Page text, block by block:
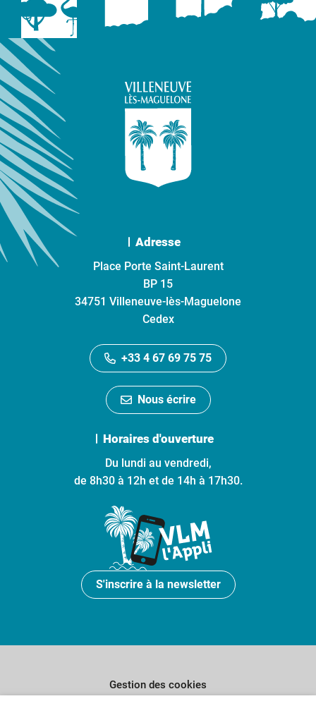
Adresse
Place Porte Saint-Laurent
BP 15
34751 Villeneuve-lès-Maguelone
Cedex
+33 4 67 69 75 75
Nous écrire
Horaires d'ouverture
Du lundi au vendredi,
de 8h30 à 12h et de 14h à 17h30.
S'inscrire à la newsletter
Gestion des cookies